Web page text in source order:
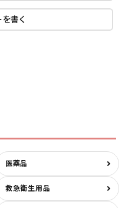
書く
医薬品
救急衛生用品